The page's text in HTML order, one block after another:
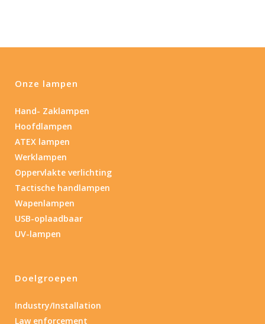
Onze lampen
Hand- Zaklampen
Hoofdlampen
ATEX lampen
Werklampen
Oppervlakte verlichting
Tactische handlampen
Wapenlampen
USB-oplaadbaar
UV-lampen
Doelgroepen
Industry/Installation
Law enforcement